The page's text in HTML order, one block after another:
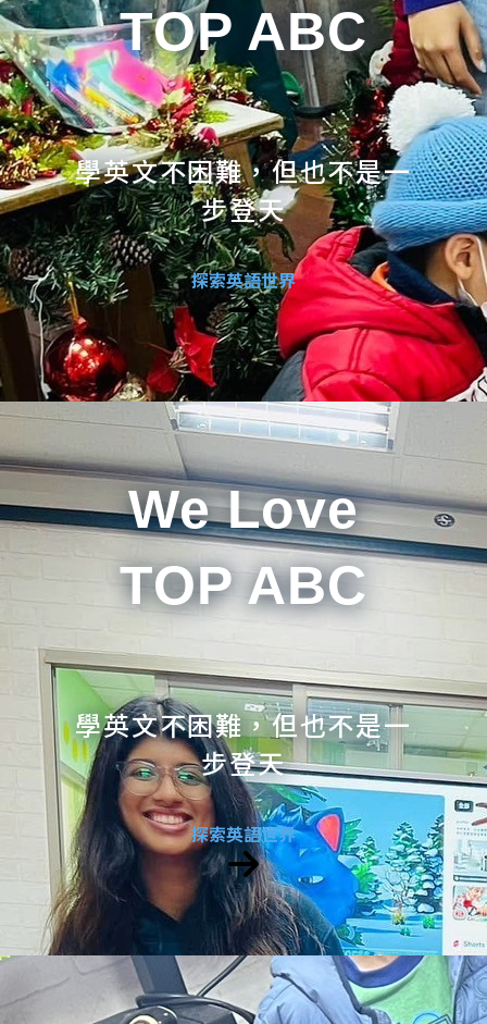
TOP ABC
學英文不困難，但也不是一
步登天
探索英語世界
We Love
TOP ABC
學英文不困難，但也不是一
步登天
探索英語世界